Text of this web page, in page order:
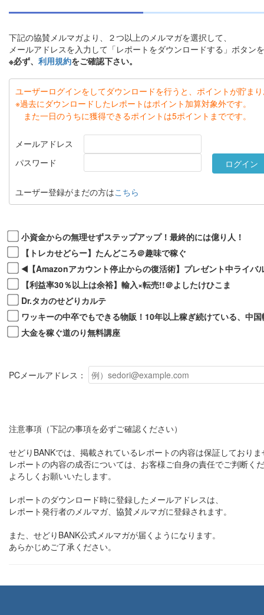
下記の協賛メルマガより、２つ以上のメルマガを選択して、
メールアドレスを入力して「レポートをダウンロードする」ボタン
※必ず、 利用規約をご確認下さい。
ユーザーログインをしてダウンロードを行うと、ポイントが貯ま
※過去にダウンロードしたレポートはポイント加算対象外です。
また一日のうちに獲得できるポイントは5ポイントまでです。
メールアドレス
パスワード
ユーザー登録がまだの方はこちら
小資金からの無理せずステップアップ！最終的には億り人！
【トレカせどらー】たんどころ＠趣味で稼ぐ
◀️【Amazonアカウント停止からの復活術】プレゼント中ライバ
【利益率30％以上は余裕】輸入×転売!!＠よしたけひこま
Dr.タカのせどりカルテ
ワッキーの中卒でもできる物販！10年以上稼ぎ続けている、中
大金を稼ぐ道のり無料講座
PCメールアドレス：
注意事項（下記の事項を必ずご確認ください）
せどりBANKでは、掲載されているレポートの内容は保証しており
レポートの内容の成否については、お客様ご自身の責任でご判断く
よろしくお願いいたします。
レポートのダウンロード時に登録したメールアドレスは、
レポート発行者のメルマガ、協賛メルマガに登録されます。
また、せどりBANK公式メルマガが届くようになります。
あらかじめご了承ください。